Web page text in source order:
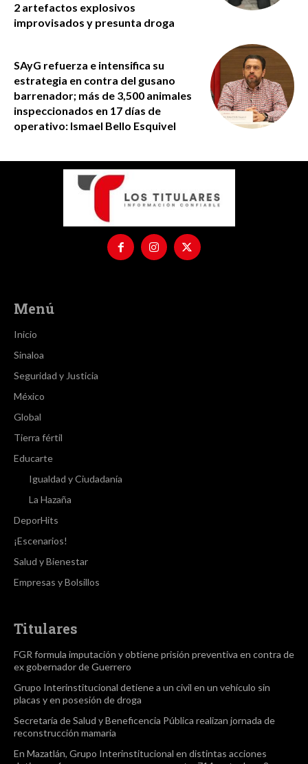
2 artefactos explosivos
improvisados y presunta droga
SAyG refuerza e intensifica su
estrategia en contra del gusano
barrenador; más de 3,500 animales
inspeccionados en 17 días de
operativo: Ismael Bello Esquivel
Menú
Inicio
Sinaloa
Seguridad y Justicia
México
Global
Tierra fértil
Educarte
Igualdad y Ciudadanía
La Hazaña
DeporHits
¡Escenarios!
Salud y Bienestar
Empresas y Bolsillos
Titulares
FGR formula imputación y obtiene prisión preventiva en contra de
ex gobernador de Guerrero
Grupo Interinstitucional detiene a un civil en un vehículo sin
placas y en posesión de droga
Secretaría de Salud y Beneficencia Pública realizan jornada de
reconstrucción mamaria
En Mazatlán, Grupo Interinstitucional en distintas acciones